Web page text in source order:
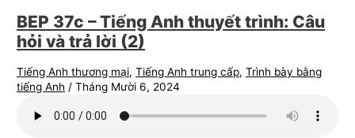
BEP 37c – Tiếng Anh thuyết trình: Câu
hỏi và trả lời (2)
Tiếng Anh thương mại,Tiếng Anh trung cấp,Trình bày bằng
tiếng Anh /Tháng Mười 6, 2024